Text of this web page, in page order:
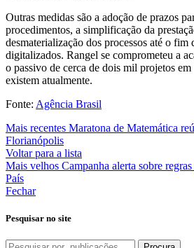
Outras medidas são a adoção de prazos
procedimentos, a simplificação da
desmaterialização dos processos até o fim
digitalizados. Rangel se comprometeu a
o passivo de cerca de dois mil projetos em
existem atualmente.
Fonte: Agência Brasil
Mais recentes Maratona de Matemática
Florianópolis
Voltar para a lista
Mais velhos Campanha alerta sobre
País
Fechar
Pesquisar no site